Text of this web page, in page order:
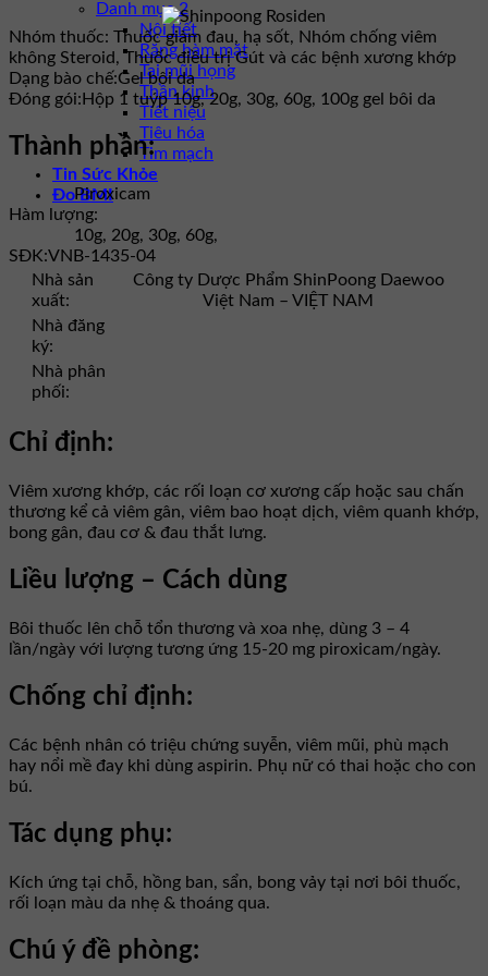
Danh mục 2
Nội tiết
Răng hàm mặt
Tai mũi họng
Thần kinh
Tiết niệu
Tiêu hóa
Tim mạch
Tin Sức Khỏe
Đo BMI
Nhóm thuốc: Thuốc giảm đau, hạ sốt, Nhóm chống viêm
không Steroid, Thuốc điều trị Gút và các bệnh xương khớp
Dạng bào chế:Gel bôi da
Đóng gói: Hộp 1 tuýp 10g, 20g, 30g, 60g, 100g gel bôi da
Thành phần:
Piroxicam
Hàm lượng:
10g, 20g, 30g, 60g,
SĐK:VNB-1435-04
Nhà sản
xuất:
Công ty Dược Phẩm ShinPoong Daewoo
Việt Nam – VIỆT NAM
Nhà đăng
ký:
Nhà phân
phối:
Chỉ định:
Viêm xương khớp, các rối loạn cơ xương cấp hoặc sau chấn
thương kể cả viêm gân, viêm bao hoạt dịch, viêm quanh khớp,
bong gân, đau cơ & đau thắt lưng.
Liều lượng – Cách dùng
Bôi thuốc lên chỗ tổn thương và xoa nhẹ, dùng 3 – 4
lần/ngày với lượng tương ứng 15-20 mg piroxicam/ngày.
Chống chỉ định:
Các bệnh nhân có triệu chứng suyễn, viêm mũi, phù mạch
hay nổi mề đay khi dùng aspirin. Phụ nữ có thai hoặc cho con
bú.
Tác dụng phụ:
Kích ứng tại chỗ, hồng ban, sẩn, bong vảy tại nơi bôi thuốc,
rối loạn màu da nhẹ & thoáng qua.
Chú ý đề phòng: